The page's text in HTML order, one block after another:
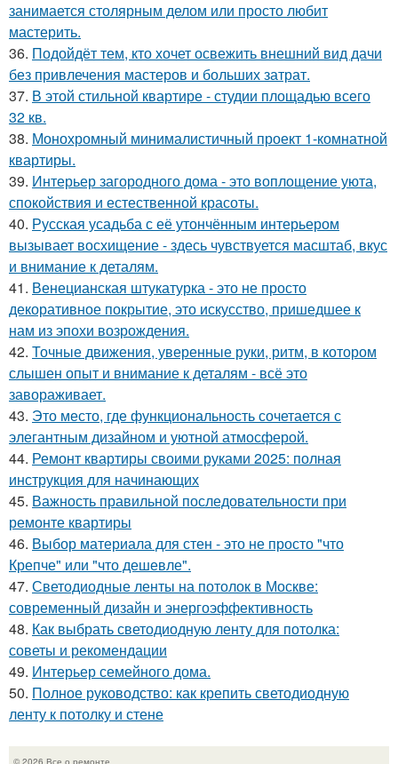
занимается столярным делом или просто любит
мастерить.
36. Подойдёт тем, кто хочет освежить внешний вид дачи
без привлечения мастеров и больших затрат.
37. В этой стильной квартире - студии площадью всего
32 кв.
38. Монохромный минималистичный проект 1-комнатной
квартиры.
39. Интерьер загородного дома - это воплощение уюта,
спокойствия и естественной красоты.
40. Русская усадьба с её утончённым интерьером
вызывает восхищение - здесь чувствуется масштаб, вкус
и внимание к деталям.
41. Венецианская штукатурка - это не просто
декоративное покрытие, это искусство, пришедшее к
нам из эпохи возрождения.
42. Точные движения, уверенные руки, ритм, в котором
слышен опыт и внимание к деталям - всё это
завораживает.
43. Это место, где функциональность сочетается с
элегантным дизайном и уютной атмосферой.
44. Ремонт квартиры своими руками 2025: полная
инструкция для начинающих
45. Важность правильной последовательности при
ремонте квартиры
46. Выбор материала для стен - это не просто "что
Крепче" или "что дешевле".
47. Светодиодные ленты на потолок в Москве:
современный дизайн и энергоэффективность
48. Как выбрать светодиодную ленту для потолка:
советы и рекомендации
49. Интерьер семейного дома.
50. Полное руководство: как крепить светодиодную
ленту к потолку и стене
© 2026 Все о ремонте